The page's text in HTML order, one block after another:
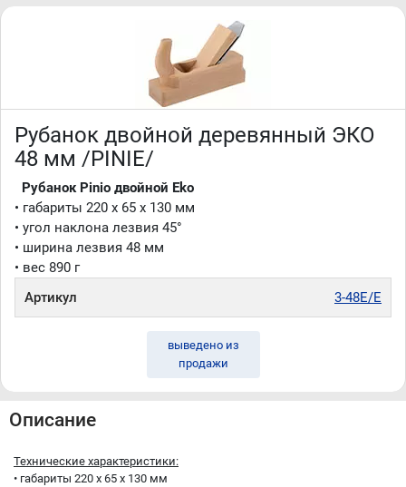
Рубанок двойной деревянный ЭКО
48 мм /PINIE/
Рубанок Pinio двойной Eko
• габариты 220 x 65 x 130 мм
• угол наклона лезвия 45°
• ширина лезвия 48 мм
• вес 890 г
Артикул
3-48E/E
выведено из
продажи
Описание
Технические характеристики:
• габариты 220 x 65 x 130 мм